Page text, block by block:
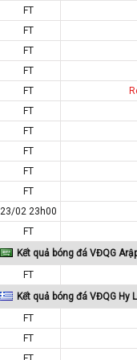
FT
FT
FT
FT
FT
FT
FT
FT
FT
FT
23/02 23h00
FT
Kết quả bóng đá VĐQG
FT
Kết quả bóng đá VĐQG Hy
FT
FT